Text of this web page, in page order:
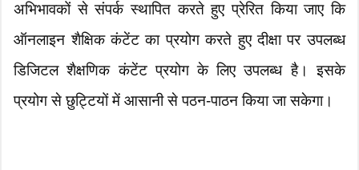
अभिभावकों से संपर्क स्थापित करते हुए प्रेरित किया जाए कि
ऑनलाइन शैक्षिक कंटेंट का प्रयोग करते हुए दीक्षा पर उपलब्ध
डिजिटल शैक्षणिक कंटेंट प्रयोग के लिए उपलब्ध है। इसके
प्रयोग से छुट्टियों में आसानी से पठन-पाठन किया जा सकेगा।